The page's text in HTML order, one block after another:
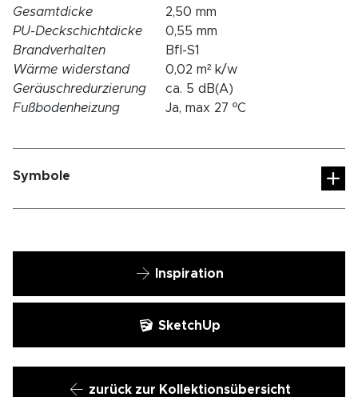
Gesamtdicke
2,50 mm
PU-Deckschichtdicke
0,55 mm
Brandverhalten
Bfl-S1
Wärme widerstand
0,02 m² k/w
Geräuschredurzierung
ca. 5 dB(A)
Fußbodenheizung
Ja, max 27 ºC
Symbole
zurück zur Kollektionsübersicht
Inspiration
SketchUp